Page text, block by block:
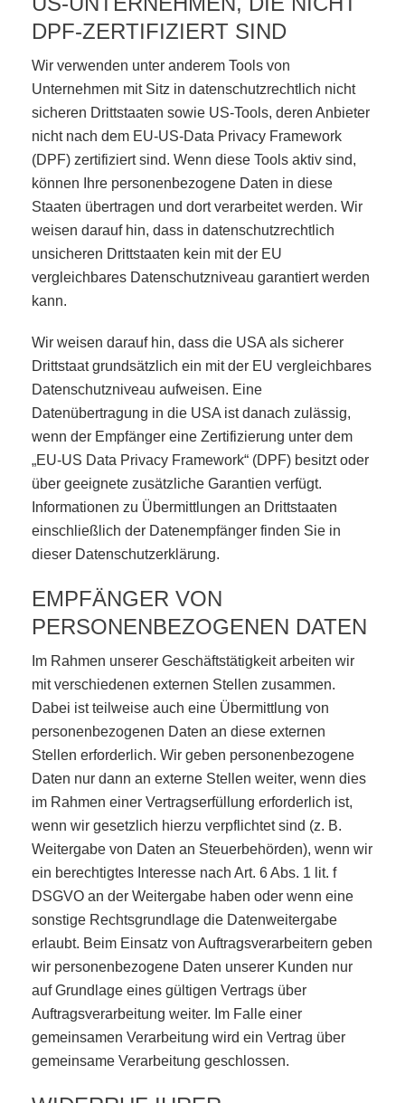
DPF-ZERTIFIZIERT SIND
Wir verwenden unter anderem Tools von
Unternehmen mit Sitz in datenschutzrechtlich nicht
sicheren Drittstaaten sowie US-Tools, deren Anbieter
nicht nach dem EU-US-Data Privacy Framework
(DPF) zertifiziert sind. Wenn diese Tools aktiv sind,
können Ihre personenbezogene Daten in diese
Staaten übertragen und dort verarbeitet werden. Wir
weisen darauf hin, dass in datenschutzrechtlich
unsicheren Drittstaaten kein mit der EU
vergleichbares Datenschutzniveau garantiert werden
kann.
Wir weisen darauf hin, dass die USA als sicherer
Drittstaat grundsätzlich ein mit der EU vergleichbares
Datenschutzniveau aufweisen. Eine
Datenübertragung in die USA ist danach zulässig,
wenn der Empfänger eine Zertifizierung unter dem
„EU-US Data Privacy Framework“ (DPF) besitzt oder
über geeignete zusätzliche Garantien verfügt.
Informationen zu Übermittlungen an Drittstaaten
einschließlich der Datenempfänger finden Sie in
dieser Datenschutzerklärung.
EMPFÄNGER VON
PERSONENBEZOGENEN DATEN
Im Rahmen unserer Geschäftstätigkeit arbeiten wir
mit verschiedenen externen Stellen zusammen.
Dabei ist teilweise auch eine Übermittlung von
personenbezogenen Daten an diese externen
Stellen erforderlich. Wir geben personenbezogene
Daten nur dann an externe Stellen weiter, wenn dies
im Rahmen einer Vertragserfüllung erforderlich ist,
wenn wir gesetzlich hierzu verpflichtet sind (z. B.
Weitergabe von Daten an Steuerbehörden), wenn wir
ein berechtigtes Interesse nach Art. 6 Abs. 1 lit. f
DSGVO an der Weitergabe haben oder wenn eine
sonstige Rechtsgrundlage die Datenweitergabe
erlaubt. Beim Einsatz von Auftragsverarbeitern geben
wir personenbezogene Daten unserer Kunden nur
auf Grundlage eines gültigen Vertrags über
Auftragsverarbeitung weiter. Im Falle einer
gemeinsamen Verarbeitung wird ein Vertrag über
gemeinsame Verarbeitung geschlossen.